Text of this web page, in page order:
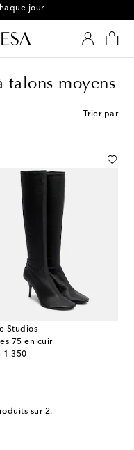
jour
talons moyens
Trier par
Studios
75 en cuir
1 350
price
sur 2.